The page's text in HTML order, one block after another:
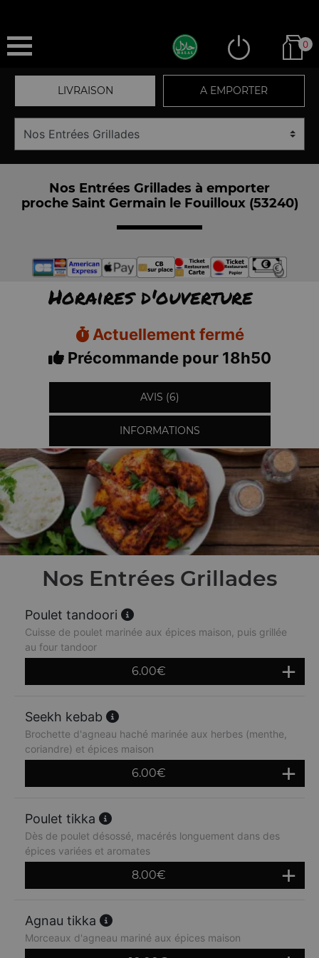
0
LIVRAISON A EMPORTER
Nos Entrées Grillades à emporter
proche Saint Germain le Fouilloux (53240)
Horaires d'ouverture
Actuellement fermé
Précommande pour 18h50
AVIS (6)
INFORMATIONS
Nos Entrées Grillades
Poulet tandoori
Cuisse de poulet marinée aux épices maison, puis grillée
au four tandoor
6.00€
Seekh kebab
Brochette d'agneau haché marinée aux herbes (menthe,
coriandre) et épices maison
6.00€
Poulet tikka
Dès de poulet désossé, macérés longuement dans des
épices variées et aromates
8.00€
Agnau tikka
Morceaux d'agneau mariné aux épices maison